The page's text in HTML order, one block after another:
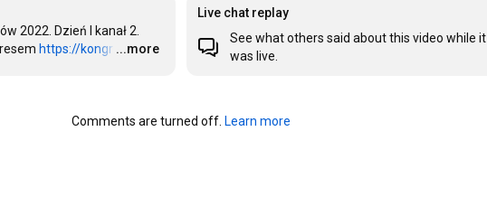
2022. Dzień I kanał 2.
https://kongr …
...more
Live chat replay
See what others said about this video while it
was live.
Comments are turned off. Learn more